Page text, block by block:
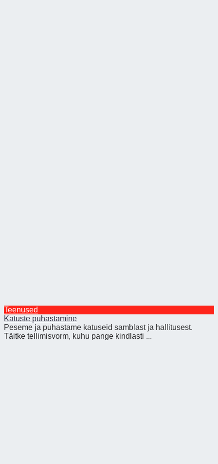
Teenused
Katuste puhastamine
Peseme ja puhastame katuseid samblast ja hallitusest.
Täitke tellimisvorm, kuhu pange kindlasti ...